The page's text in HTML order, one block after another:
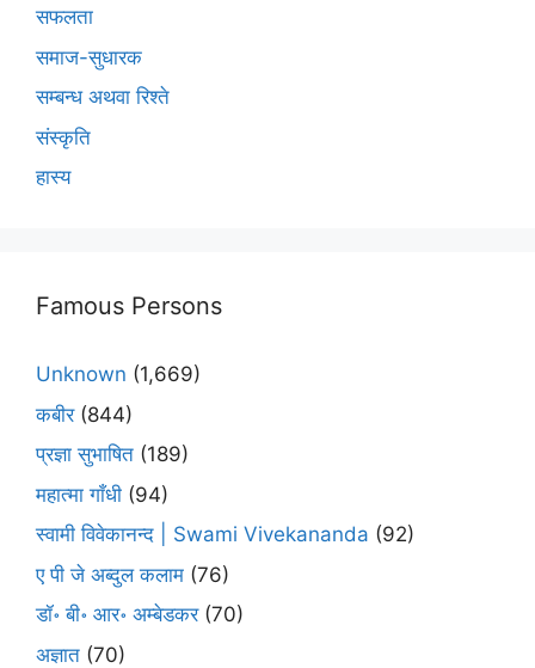
सफलता
समाज-सुधारक
सम्बन्ध अथवा रिश्ते
संस्कृति
हास्य
Famous Persons
Unknown (1,669)
कबीर(844)
प्रज्ञा सुभाषित (189)
महात्मा गाँधी (94)
स्वामी विवेकानन्द | Swami Vivekananda (92)
ए पी जे अब्दुल कलाम (76)
डॉ॰ बी॰ आर॰ अम्बेडकर(70)
अज्ञात (70)